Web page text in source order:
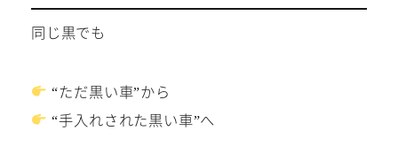
同じ黒でも
“ただ黒い車”から
“手入れされた黒い車”へ